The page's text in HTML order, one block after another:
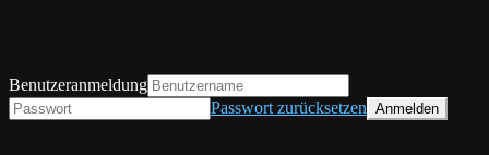
Benutzeranmeldung
Passwort zurücksetzen